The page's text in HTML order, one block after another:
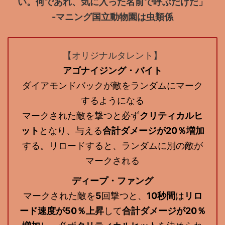
-マニング国立動物園は虫類係
【オリジナルタレント】
アゴナイジング・バイト
ダイアモンドバックが敵をランダムにマーク
するようになる
マークされた敵を撃つと必ずクリティカルヒ
ット となり、与える合計ダメージが20％増加
する。リロードすると、ランダムに別の敵が
マークされる
ディープ・ファング
マークされた敵を5回撃つと、 10秒間は リロ
ード速度が50％上昇して合計ダメージが20％